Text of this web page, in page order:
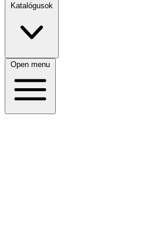
Katalógusok
Open menu